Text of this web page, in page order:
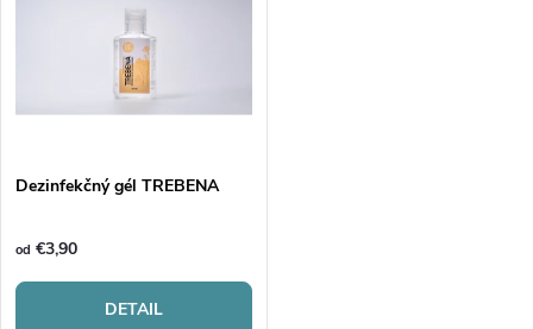
k
t
o
v
o
v
Dezinfekčný gél TREBENA
od €3,90
DETAIL